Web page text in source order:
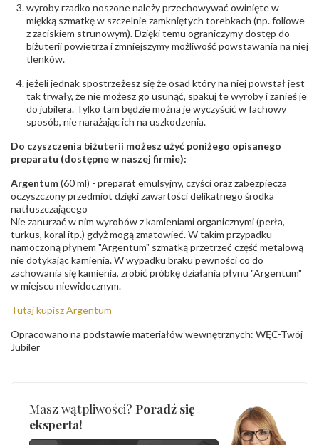
wyroby rzadko noszone należy przechowywać owinięte w
miękką szmatkę w szczelnie zamkniętych torebkach (np. foliowe
z zaciskiem strunowym). Dzięki temu ograniczymy dostęp do
biżuterii powietrza i zmniejszymy możliwość powstawania na niej
tlenków.
jeżeli jednak spostrzeżesz się że osad który na niej powstał jest
tak trwały, że nie możesz go usunąć, spakuj te wyroby i zanieś je
do jubilera. Tylko tam będzie można je wyczyścić w fachowy
sposób, nie narażając ich na uszkodzenia.
Do czyszczenia biżuterii możesz użyć poniżego opisanego
preparatu (dostępne w naszej firmie):
Argentum(60 ml) - preparat emulsyjny, czyści oraz zabezpiecza
oczyszczony przedmiot dzięki zawartości delikatnego środka
natłuszczającego
Nie zanurzać w nim wyrobów z kamieniami organicznymi (perła,
turkus, koral itp.) gdyż mogą zmatowieć. W takim przypadku
namoczoną płynem "Argentum" szmatką przetrzeć część metalową
nie dotykając kamienia. W wypadku braku pewności co do
zachowania się kamienia, zrobić próbkę działania płynu "Argentum"
w miejscu niewidocznym.
Tutaj kupisz Argentum
Opracowano na podstawie materiałów wewnętrznych: WĘC-Twój
Jubiler
Masz wątpliwości? Poradź się
eksperta!